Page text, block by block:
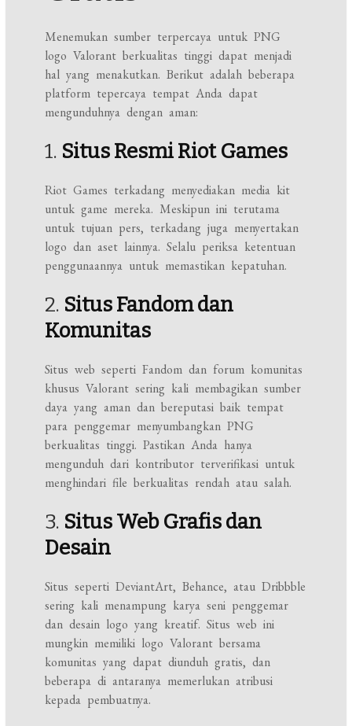
Menemukan sumber terpercaya untuk PNG
logo Valorant berkualitas tinggi dapat menjadi
hal yang menakutkan. Berikut adalah beberapa
platform tepercaya tempat Anda dapat
mengunduhnya dengan aman:
1. Situs Resmi Riot Games
Riot Games terkadang menyediakan media kit
untuk game mereka. Meskipun ini terutama
untuk tujuan pers, terkadang juga menyertakan
logo dan aset lainnya. Selalu periksa ketentuan
penggunaannya untuk memastikan kepatuhan.
2. Situs Fandom dan
Komunitas
Situs web seperti Fandom dan forum komunitas
khusus Valorant sering kali membagikan sumber
daya yang aman dan bereputasi baik tempat
para penggemar menyumbangkan PNG
berkualitas tinggi. Pastikan Anda hanya
mengunduh dari kontributor terverifikasi untuk
menghindari file berkualitas rendah atau salah.
3. Situs Web Grafis dan
Desain
Situs seperti DeviantArt, Behance, atau Dribbble
sering kali menampung karya seni penggemar
dan desain logo yang kreatif. Situs web ini
mungkin memiliki logo Valorant bersama
komunitas yang dapat diunduh gratis, dan
beberapa di antaranya memerlukan atribusi
kepada pembuatnya.